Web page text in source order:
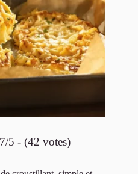
5 - (42 votes)